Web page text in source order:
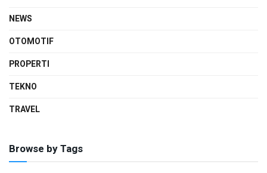
NEWS
OTOMOTIF
PROPERTI
TEKNO
TRAVEL
Browse by Tags